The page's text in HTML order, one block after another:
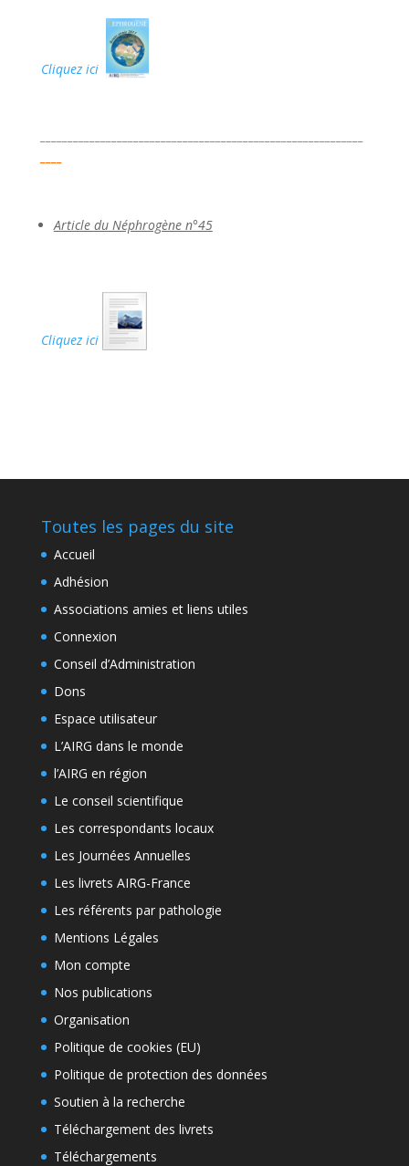
Cliquez ici
Article du Néphrogène n°45
Cliquez ici
Toutes les pages du site
Accueil
Adhésion
Associations amies et liens utiles
Connexion
Conseil d’Administration
Dons
Espace utilisateur
L’AIRG dans le monde
l’AIRG en région
Le conseil scientifique
Les correspondants locaux
Les Journées Annuelles
Les livrets AIRG-France
Les référents par pathologie
Mentions Légales
Mon compte
Nos publications
Organisation
Politique de cookies (EU)
Politique de protection des données
Soutien à la recherche
Téléchargement des livrets
Téléchargements